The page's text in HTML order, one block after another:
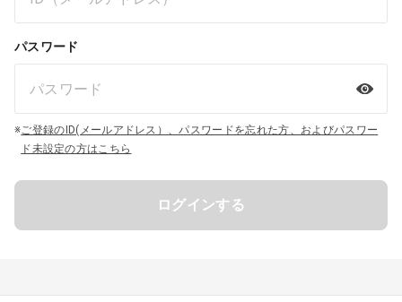
パスワード
※ご登録のID(メールアドレス）、パスワードを忘れた方、およびパスワー
ド未設定の方はこちら
ログインする